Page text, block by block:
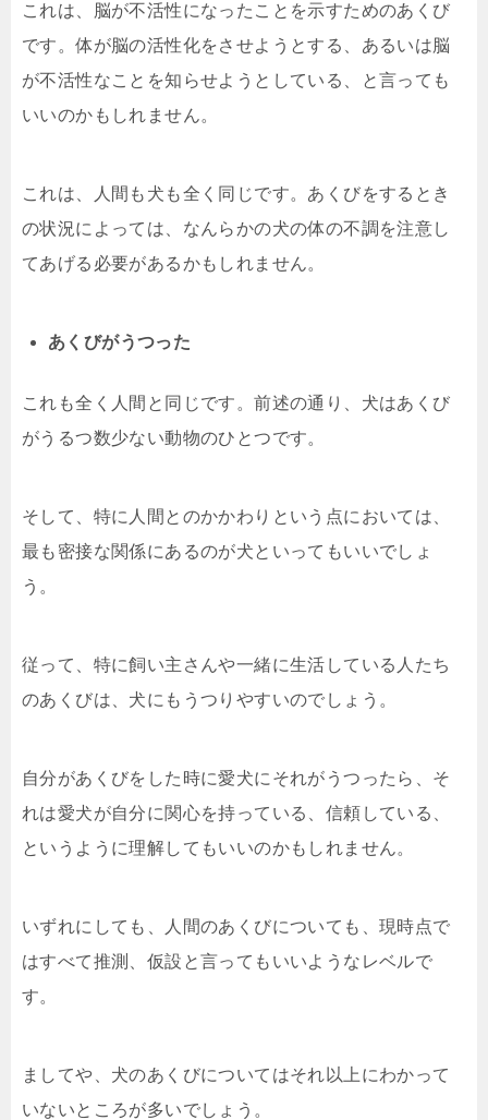
これは、脳が不活性になったことを示すためのあくび
です。体が脳の活性化をさせようとする、あるいは脳
が不活性なことを知らせようとしている、と言っても
いいのかもしれません。
これは、人間も犬も全く同じです。あくびをするとき
の状況によっては、なんらかの犬の体の不調を注意し
てあげる必要があるかもしれません。
あくびがうつった
これも全く人間と同じです。前述の通り、犬はあくび
がうるつ数少ない動物のひとつです。
そして、特に人間とのかかわりという点においては、
最も密接な関係にあるのが犬といってもいいでしょ
う。
従って、特に飼い主さんや一緒に生活している人たち
のあくびは、犬にもうつりやすいのでしょう。
自分があくびをした時に愛犬にそれがうつったら、そ
れは愛犬が自分に関心を持っている、信頼している、
というように理解してもいいのかもしれません。
いずれにしても、人間のあくびについても、現時点で
はすべて推測、仮設と言ってもいいようなレベルで
す。
ましてや、犬のあくびについてはそれ以上にわかって
いないところが多いでしょう。